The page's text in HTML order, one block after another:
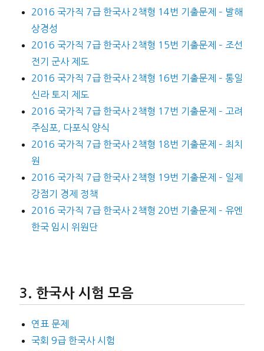
2016 국가직 7급 한국사 2책형 14번 기출문제 – 발해
상경성
2016 국가직 7급 한국사 2책형 15번 기출문제 – 조선
전기 군사 제도
2016 국가직 7급 한국사 2책형 16번 기출문제 – 통일
신라 토지 제도
2016 국가직 7급 한국사 2책형 17번 기출문제 – 고려
주심포, 다포식 양식
2016 국가직 7급 한국사 2책형 18번 기출문제 – 최치
원
2016 국가직 7급 한국사 2책형 19번 기출문제 – 일제
강점기 경제 정책
2016 국가직 7급 한국사 2책형 20번 기출문제 – 유엔
한국 임시 위원단
한국사 시험 모음
연표 문제
국회 9급 한국사 시험